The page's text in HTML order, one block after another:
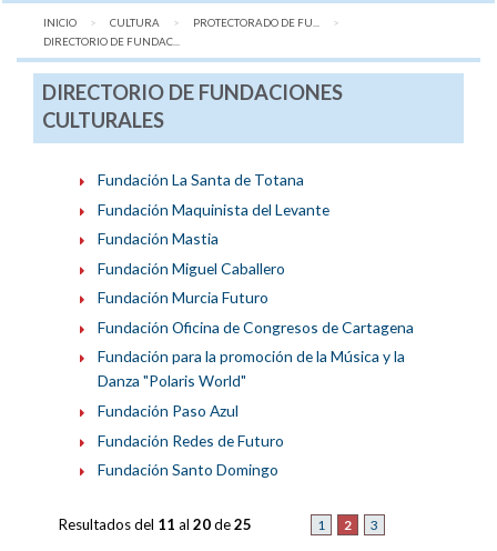
INICIO CULTURA
PROTECTORADO DE FU...
AQUÍ:
DIRECTORIO DE FUNDAC...
DIRECTORIO DE FUNDACIONES
CULTURALES
Fundación La Santa de Totana
Fundación Maquinista del Levante
Fundación Mastia
Fundación Miguel Caballero
Fundación Murcia Futuro
Fundación Oficina de Congresos de Cartagena
Fundación para la promoción de la Música y la
Danza "Polaris World"
Fundación Paso Azul
Fundación Redes de Futuro
Fundación Santo Domingo
1 2 3
Resultados del 11 al20de25